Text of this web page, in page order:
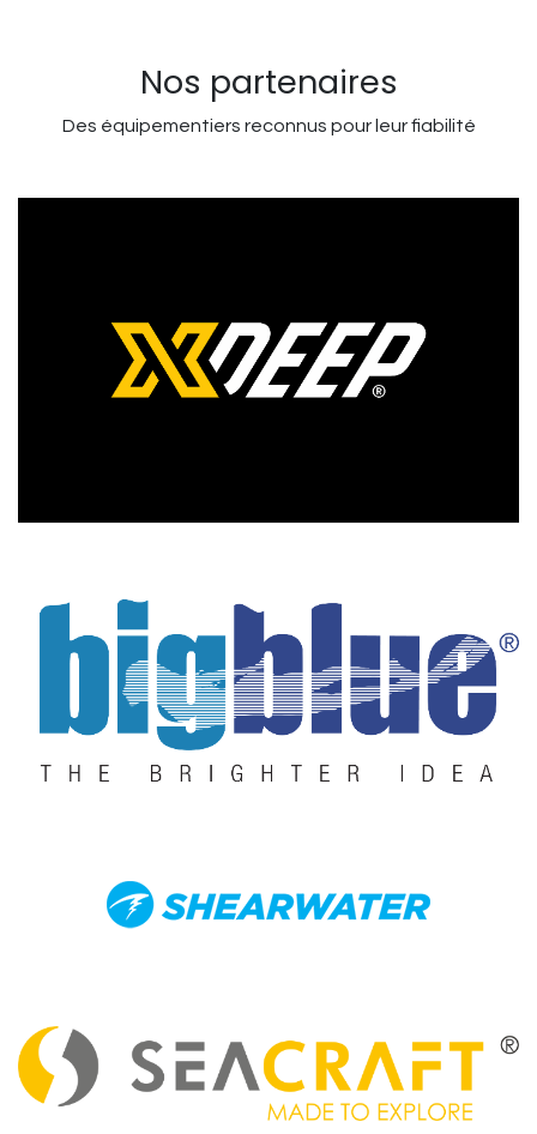
Nos partenaires
Des équipementiers reconnus pour leur fiabilité